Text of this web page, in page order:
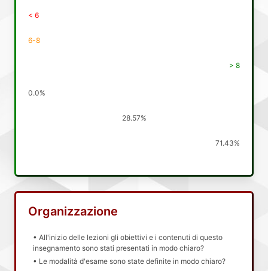
< 6
6-8
> 8
0.0%
28.57%
71.43%
Organizzazione
• All'inizio delle lezioni gli obiettivi e i contenuti di questo
insegnamento sono stati presentati in modo chiaro?
• Le modalità d'esame sono state definite in modo chiaro?